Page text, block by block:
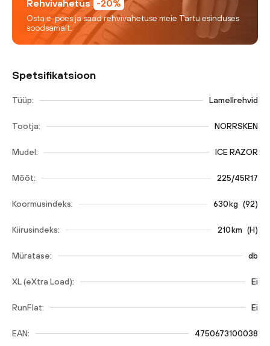
Rehvivahetus -20%
Osta e-poes ja saad rehvivahetuse meie Tartu esinduses
soodsamalt.
Spetsifikatsioon
Tüüp: Lamellrehvid
Tootja: NORRSKEN
Mudel: ICE RAZOR
Mõõt: 225/45R17
Koormusindeks: 630kg (92)
Kiirusindeks: 210km (H)
Müratase: db
XL (eXtra Load): Ei
RunFlat: Ei
EAN: 4750673100038